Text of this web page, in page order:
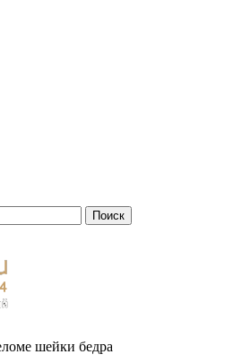
шейки бедра